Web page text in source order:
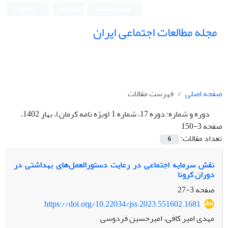
مجله مطالعات اجتماعی ایران
صفحه اصلی
فهرست مقالات
دوره و شماره:
دوره 17، شماره 1 (ویژه نامه کرمان)، بهار 1402،
صفحه 3-150
تعداد مقالات:
6
نقش سرمایه اجتماعی در رعایت دستورالعمل‌های بهداشتی در
دوران کرونا
صفحه3-27
https://doi.org/10.22034/jss.2023.551602.1681
مهدی امیر کافی، امیرحسین فردوسی